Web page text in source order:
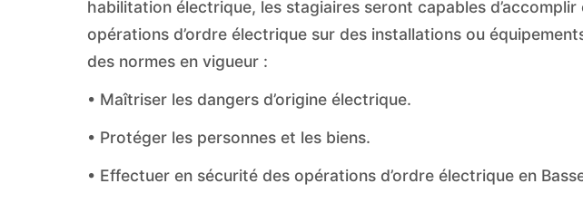
habilitation électrique, les stagiaires seront capables d’accomplir
opérations d’ordre électrique sur des installations ou
des normes en vigueur :
• Maîtriser les dangers d’origine électrique.
• Protéger les personnes et les biens.
• Effectuer en sécurité des opérations d’ordre électrique en